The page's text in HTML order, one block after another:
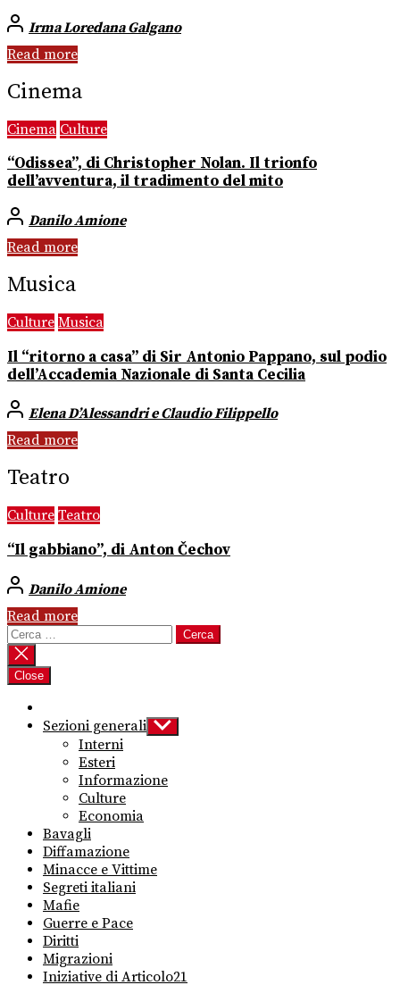
Irma Loredana Galgano
Read more
Cinema
Cinema Culture
“Odissea”, di Christopher Nolan. Il trionfo
dell’avventura, il tradimento del mito
Danilo Amione
Read more
Musica
Culture Musica
Il “ritorno a casa” di Sir Antonio Pappano, sul podio
dell’Accademia Nazionale di Santa Cecilia
Elena D’Alessandri e Claudio Filippello
Read more
Teatro
Culture Teatro
“Il gabbiano”, di Anton Čechov
Danilo Amione
Read more
Ricerca
per:
Close
Sezioni generali Show
sub
Interni
Esteri
Informazione
Culture
Economia
Bavagli
Diffamazione
Minacce e Vittime
Segreti italiani
Mafie
Guerre e Pace
Diritti
Migrazioni
Iniziative di Articolo21